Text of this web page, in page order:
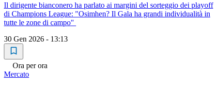
Il dirigente bianconero ha parlato ai margini del sorteggio dei playoff
di Champions League: "Osimhen? Il Gala ha grandi individualità in
tutte le zone di campo"
30 Gen 2026 - 13:13
Ora per ora
Mercato